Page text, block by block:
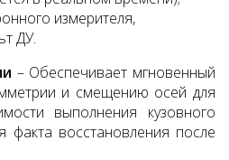
измерителя,
ДУ.
– Обеспечивает мгновенный
и смещению осей для
выполнения кузовного
факта восстановления после